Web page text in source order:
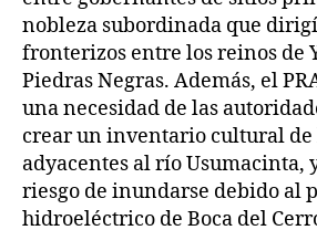
nobleza subordinada que
fronterizos entre los reinos de
Piedras Negras. Además, el
una necesidad de las
crear un inventario cultural de
adyacentes al río Usumacinta,
riesgo de inundarse debido al
hidroeléctrico de Boca del